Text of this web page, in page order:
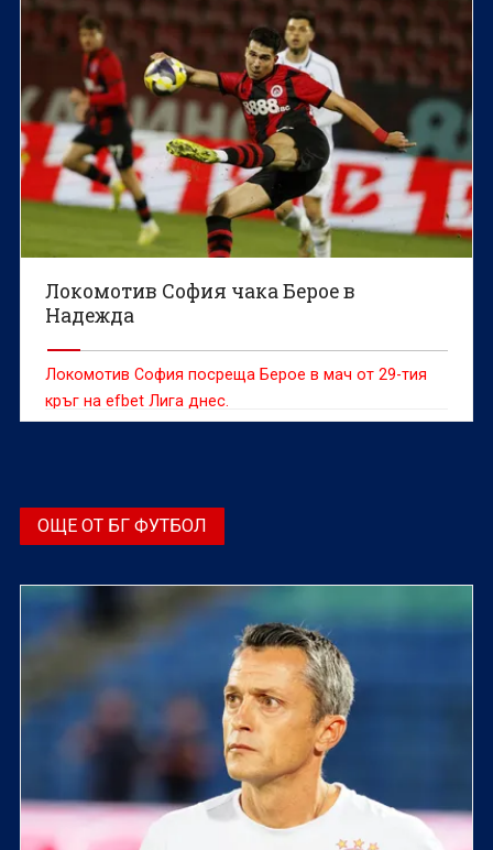
Локомотив София чака Берое в
Надежда
Локомотив София посреща Берое в мач от 29-тия
кръг на efbet Лига днес.
ОЩЕ ОТ БГ ФУТБОЛ